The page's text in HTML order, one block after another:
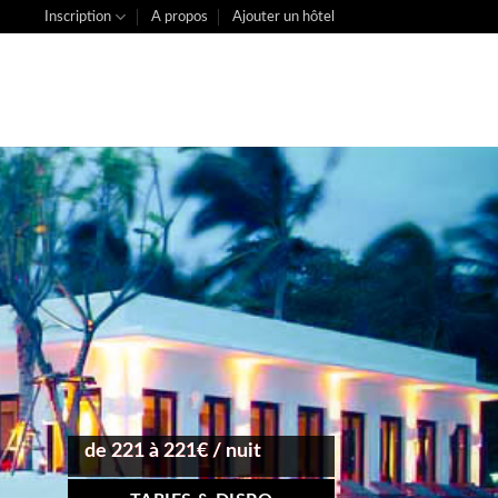
Inscription A propos Ajouter un hôtel
de 221 à 221€ / nuit